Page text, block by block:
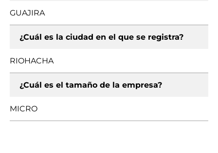
GUAJIRA
¿Cuál es la ciudad en el que se registra?
RIOHACHA
¿Cuál es el tamaño de la empresa?
MICRO